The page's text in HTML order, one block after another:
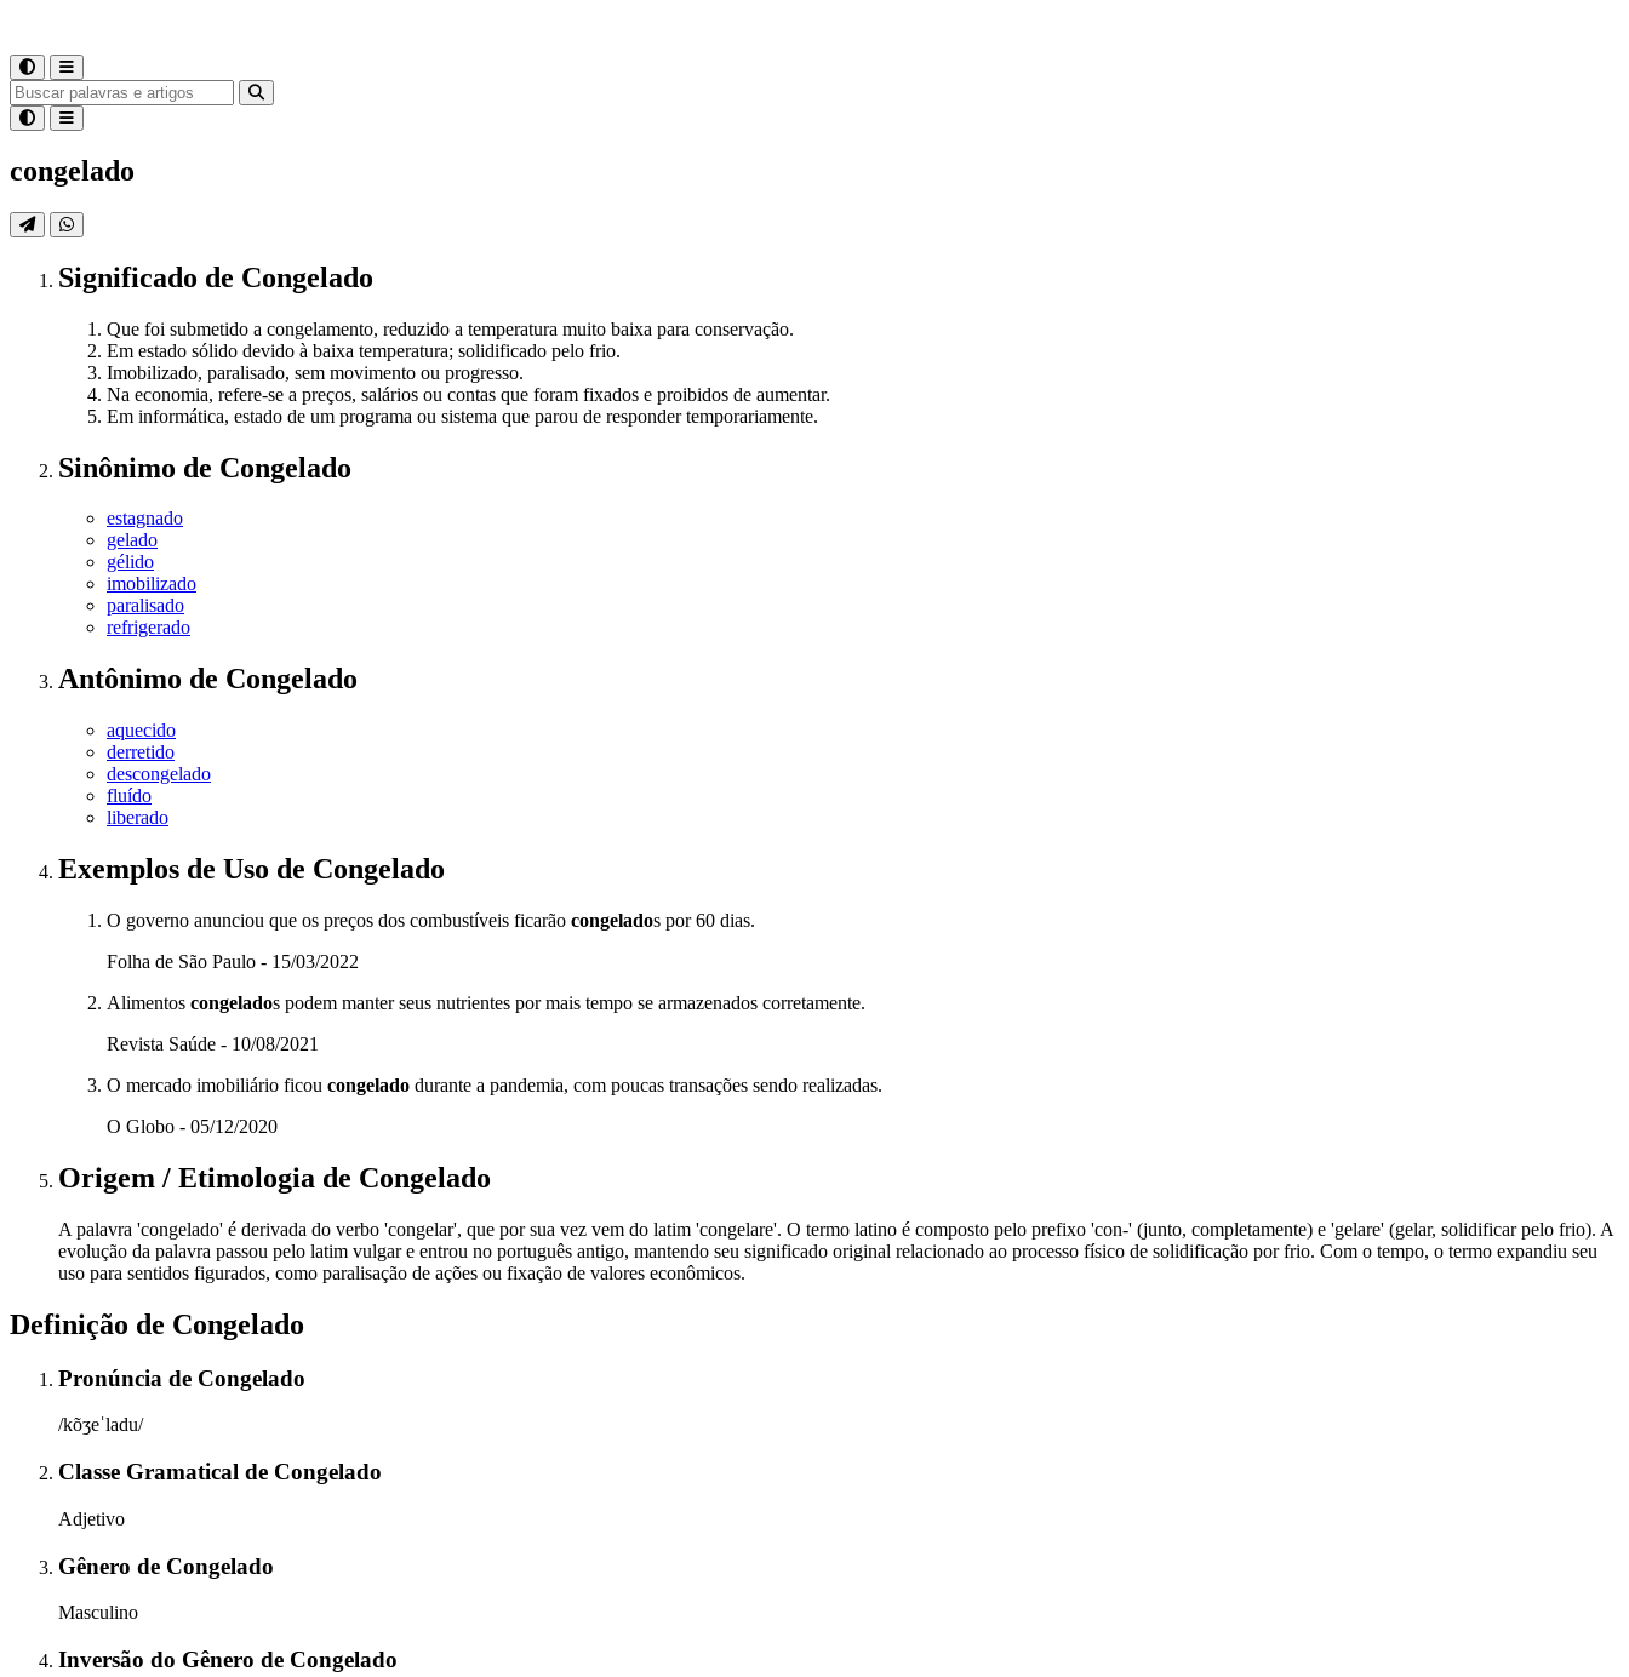
congelado
Significado de Congelado
Que foi submetido a congelamento, reduzido a temperatura muito baixa para conservação.
Em estado sólido devido à baixa temperatura; solidificado pelo frio.
Imobilizado, paralisado, sem movimento ou progresso.
Na economia, refere-se a preços, salários ou contas que foram fixados e proibidos de aumentar.
Em informática, estado de um programa ou sistema que parou de responder temporariamente.
Sinônimo de Congelado
estagnado
gelado
gélido
imobilizado
paralisado
refrigerado
Antônimo de Congelado
aquecido
derretido
descongelado
fluído
liberado
Exemplos de Uso de Congelado
O governo anunciou que os preços dos combustíveis ficarão congelados por 60 dias.
Folha de São Paulo - 15/03/2022
Alimentos congelados podem manter seus nutrientes por mais tempo se armazenados corretamente.
Revista Saúde - 10/08/2021
O mercado imobiliário ficou congelado durante a pandemia, com poucas transações sendo realizadas.
O Globo - 05/12/2020
Origem / Etimologia de Congelado
A palavra 'congelado' é derivada do verbo 'congelar', que por sua vez vem do latim 'congelare'. O termo latino é composto pelo prefixo 'con-' (junto, completamente) e 'gelare' (gelar, solidificar pelo frio). A
evolução da palavra passou pelo latim vulgar e entrou no português antigo, mantendo seu significado original relacionado ao processo físico de solidificação por frio. Com o tempo, o termo expandiu seu
uso para sentidos figurados, como paralisação de ações ou fixação de valores econômicos.
Definição de Congelado
Pronúncia de Congelado
/kõʒeˈladu/
Classe Gramatical de Congelado
Adjetivo
Gênero de Congelado
Masculino
Inversão do Gênero de Congelado